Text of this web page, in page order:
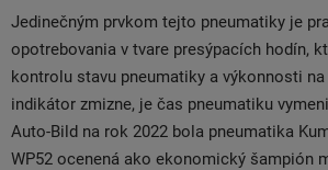
Jedinečným prvkom tejto pneumatiky je
opotrebovania v tvare presýpacích hodín,
kontrolu stavu pneumatiky a výkonnosti
indikátor zmizne, je čas pneumatiku
Auto-Bild na rok 2022 bola pneumatika
WP52 ocenená ako ekonomický šampión